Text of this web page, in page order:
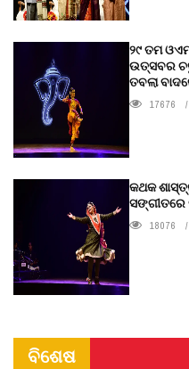
୨୯ ତମ
ଉତ୍ସବର
ତବଲା
17676
କଥକ
ସଙ୍ଗୀତରେ
18076
ବିଶେଷ